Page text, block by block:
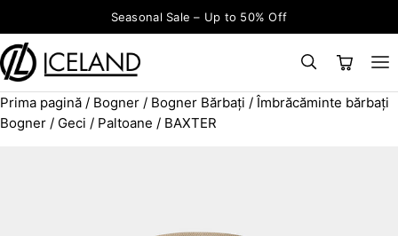
Seasonal Sale – Up to 50% Off
Search for:
CAUTĂ ×
Prima pagină / Bogner / Bogner Bărbați / Îmbrăcăminte bărbați
Bogner / Geci / Paltoane / BAXTER